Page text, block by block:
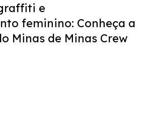
e
feminino: Conheça a
Minas de Minas Crew